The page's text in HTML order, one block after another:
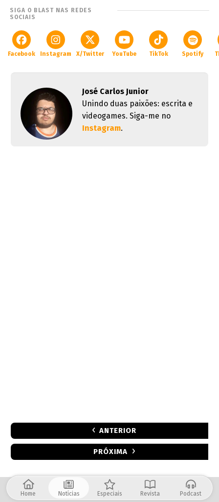
SIGA O BLAST NAS REDES
SOCIAIS
Facebook Instagram X/Twitter YouTube TikTok Spotify
José Carlos Junior
Unindo duas paixões: escrita e
videogames. Siga-me no
Instagram.
ANTERIOR
PRÓXIMA
Home Notícias Especiais Revista Podcast